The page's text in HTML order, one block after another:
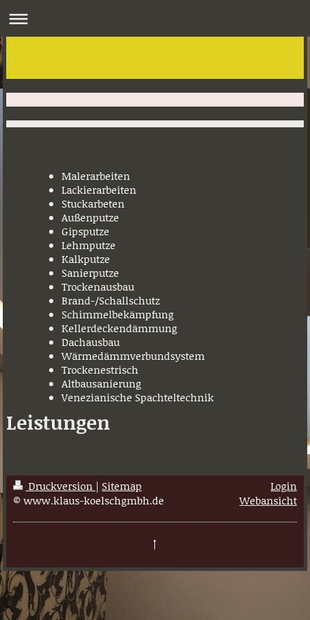
Malerarbeiten
Lackierarbeiten
Stuckarbeten
Außenputze
Gipsputze
Lehmputze
Kalkputze
Sanierputze
Trockenausbau
Brand-/Schallschutz
Schimmelbekämpfung
Kellerdeckendämmung
Dachausbau
Wärmedämmverbundsystem
Trockenestrisch
Altbausanierung
Venezianische Spachteltechnik
Leistungen
Druckversion | Sitemap
© www.klaus-koelschgmbh.de
Login
Webansicht
↑